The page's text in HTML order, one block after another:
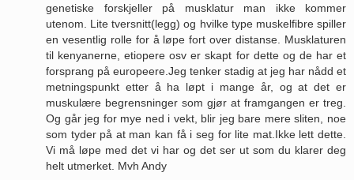
genetiske forskjeller på musklatur man ikke kommer
utenom. Lite tversnitt(legg) og hvilke type muskelfibre spiller
en vesentlig rolle for å løpe fort over distanse. Musklaturen
til kenyanerne, etiopere osv er skapt for dette og de har et
forsprang på europeere.Jeg tenker stadig at jeg har nådd et
metningspunkt etter å ha løpt i mange år, og at det er
muskulære begrensninger som gjør at framgangen er treg.
Og går jeg for mye ned i vekt, blir jeg bare mere sliten, noe
som tyder på at man kan få i seg for lite mat.Ikke lett dette.
Vi må løpe med det vi har og det ser ut som du klarer deg
helt utmerket. Mvh Andy